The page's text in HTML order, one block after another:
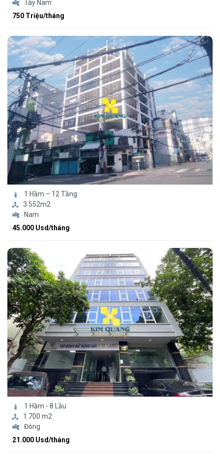
Tây Nam
750 Triệu/tháng
1 Hầm – 12 Tầng
3.552m2
Nam
45.000 Usd/tháng
1 Hầm - 8 Lầu
1.700 m2
Đông
21.000 Usd/tháng